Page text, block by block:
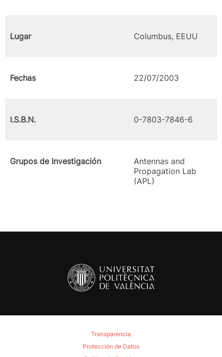
Lugar Columbus, EEUU
Fechas 22/07/2003
I.S.B.N. 0-7803-7846-6
Grupos de Investigación
Antennas and
Propagation Lab
(APL)
Transparencia
Protección de Datos